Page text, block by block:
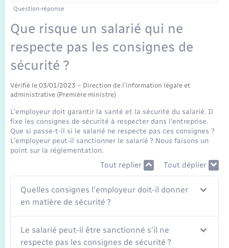
Etat-civil - Papiers - Citoyenneté
Mariage – PACS
Parrainage civil
Recensement
Logement - Urbanisme
Loisirs
Nouvel habitant
Numérique
Organisation d’événement
Sécurité - Prévention
Seniors
Transports scolaires
Travaux - Autorisation d’occupation de l’espace
Compétences
Plan interactif
Présentation de la commune
Publications
La Communauté de communes
Question-réponse
Que risque un salarié qui ne
respecte pas les consignes de
sécurité ?
Vérifié le 03/01/2023 – Direction de l'information légale et
administrative (Première ministre)
L'employeur doit garantir la santé et la sécurité du salarié. Il
fixe les consignes de sécurité à respecter dans l'entreprise.
Que si passe-t-il si le salarié ne respecte pas ces consignes ?
L'employeur peut-il sanctionner le salarié ? Nous faisons un
point sur la réglementation.
Tout replier Tout déplier
Quelles consignes l'employeur doit-il donner
en matière de sécurité ?
Le salarié peut-il être sanctionné s'il ne
respecte pas les consignes de sécurité ?